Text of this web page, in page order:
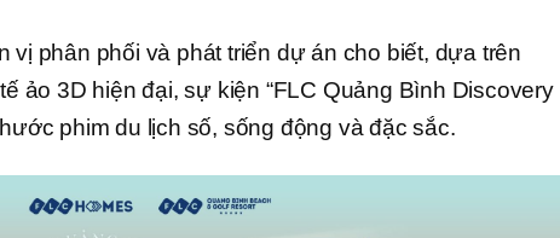
vị phân phối và phát triển dự án cho biết, dựa trên
ảo 3D hiện đại, sự kiện “FLC Quảng Bình Discovery
phim du lịch số, sống động và đặc sắc.